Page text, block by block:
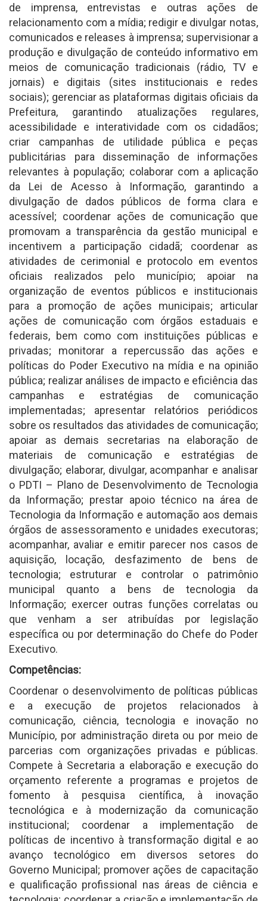
de imprensa, entrevistas e outras ações de
relacionamento com a mídia; redigir e divulgar notas,
comunicados e releases à imprensa; supervisionar a
produção e divulgação de conteúdo informativo em
meios de comunicação tradicionais (rádio, TV e
jornais) e digitais (sites institucionais e redes
sociais); gerenciar as plataformas digitais oficiais da
Prefeitura, garantindo atualizações regulares,
acessibilidade e interatividade com os cidadãos;
criar campanhas de utilidade pública e peças
publicitárias para disseminação de informações
relevantes à população; colaborar com a aplicação
da Lei de Acesso à Informação, garantindo a
divulgação de dados públicos de forma clara e
acessível; coordenar ações de comunicação que
promovam a transparência da gestão municipal e
incentivem a participação cidadã; coordenar as
atividades de cerimonial e protocolo em eventos
oficiais realizados pelo município; apoiar na
organização de eventos públicos e institucionais
para a promoção de ações municipais; articular
ações de comunicação com órgãos estaduais e
federais, bem como com instituições públicas e
privadas; monitorar a repercussão das ações e
políticas do Poder Executivo na mídia e na opinião
pública; realizar análises de impacto e eficiência das
campanhas e estratégias de comunicação
implementadas; apresentar relatórios periódicos
sobre os resultados das atividades de comunicação;
apoiar as demais secretarias na elaboração de
materiais de comunicação e estratégias de
divulgação; elaborar, divulgar, acompanhar e analisar
o PDTI – Plano de Desenvolvimento de Tecnologia
da Informação; prestar apoio técnico na área de
Tecnologia da Informação e automação aos demais
órgãos de assessoramento e unidades executoras;
acompanhar, avaliar e emitir parecer nos casos de
aquisição, locação, desfazimento de bens de
tecnologia; estruturar e controlar o patrimônio
municipal quanto a bens de tecnologia da
Informação; exercer outras funções correlatas ou
que venham a ser atribuídas por legislação
específica ou por determinação do Chefe do Poder
Executivo.
Competências:
Coordenar o desenvolvimento de políticas públicas
e a execução de projetos relacionados à
comunicação, ciência, tecnologia e inovação no
Município, por administração direta ou por meio de
parcerias com organizações privadas e públicas.
Compete à Secretaria a elaboração e execução do
orçamento referente a programas e projetos de
fomento à pesquisa científica, à inovação
tecnológica e à modernização da comunicação
institucional; coordenar a implementação de
políticas de incentivo à transformação digital e ao
avanço tecnológico em diversos setores do
Governo Municipal; promover ações de capacitação
e qualificação profissional nas áreas de ciência e